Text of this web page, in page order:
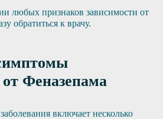
любых признаков зависимости от
обратиться к врачу.
Феназепама
включает несколько